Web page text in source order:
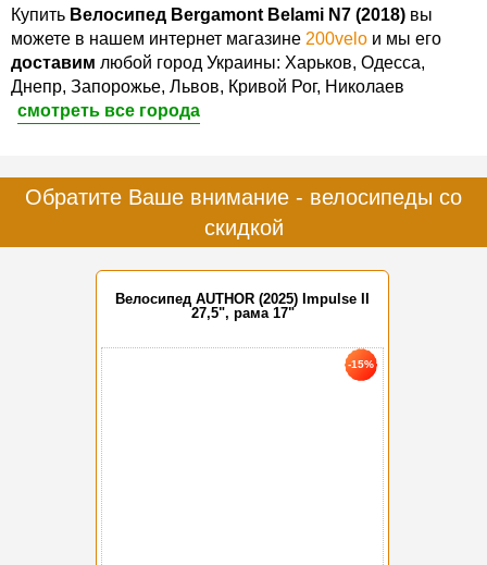
Купить Велосипед Bergamont Belami N7 (2018) вы
можете в нашем интернет магазине 200velo и мы его
доставим любой город Украины: Харьков, Одесса,
Днепр, Запорожье, Львов, Кривой Рог, Николаев
смотреть все города
Обратите Ваше внимание - велосипеды со
скидкой
Велосипед AUTHOR (2025) Impulse II
27,5", рама 17"
-15%